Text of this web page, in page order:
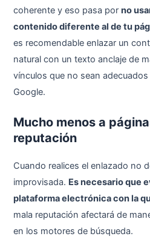
coherente y eso pasa porno
contenido diferente al de tu
es recomendable enlazar un
natural con un texto anclaje de
vínculos que no sean
Google.
Mucho menos a
reputación
Cuando realices el enlazado no
improvisada. Es necesario que
plataforma electrónica con la
mala reputación afectará de
en los motores de búsqueda.